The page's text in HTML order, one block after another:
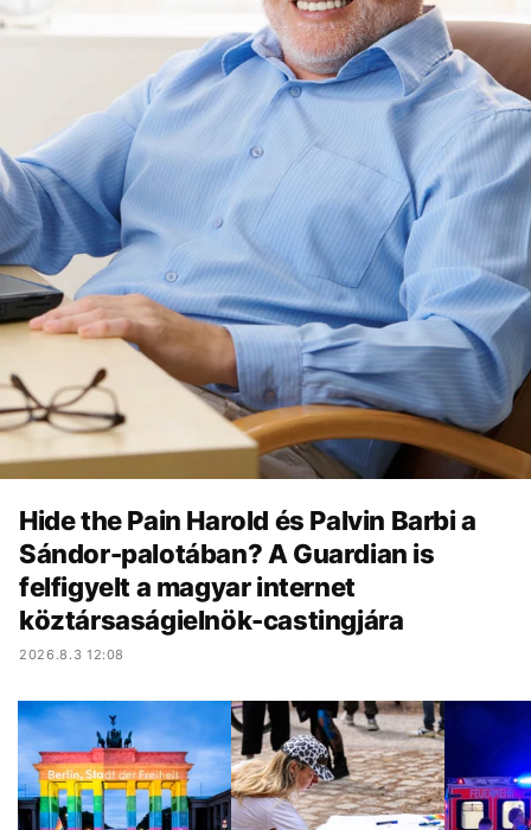
Hide the Pain Harold és Palvin Barbi a
Sándor-palotában? A Guardian is
felfigyelt a magyar internet
köztársaságielnök-castingjára
2026.8.3 12:08